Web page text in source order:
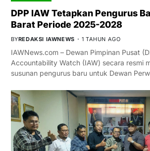
DPP IAW Tetapkan Pengurus
Barat Periode 2025-2028
BYREDAKSI IAWNEWS 1 TAHUN AGO
IAWNews.com – Dewan Pimpinan Pusat
Accountability Watch (IAW) secara resmi
susunan pengurus baru untuk Dewan